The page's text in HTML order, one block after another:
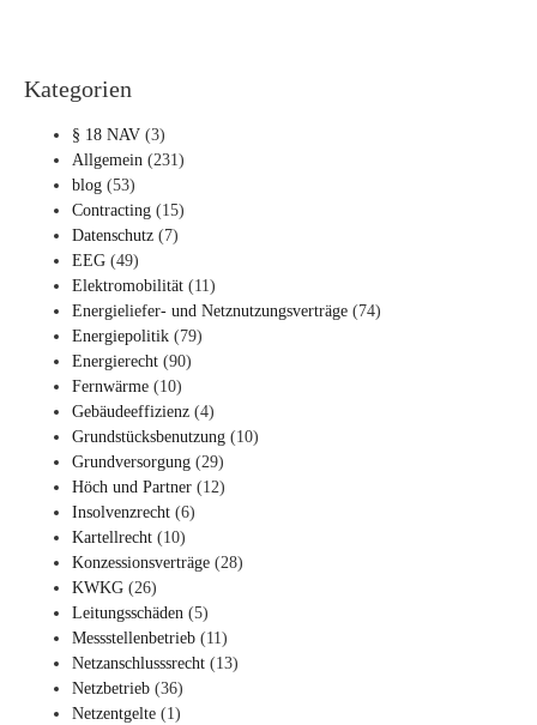
Kategorien
§ 18 NAV (3)
Allgemein (231)
blog (53)
Contracting (15)
Datenschutz (7)
EEG (49)
Elektromobilität (11)
Energieliefer- und Netznutzungsverträge (74)
Energiepolitik (79)
Energierecht (90)
Fernwärme (10)
Gebäudeeffizienz (4)
Grundstücksbenutzung (10)
Grundversorgung (29)
Höch und Partner (12)
Insolvenzrecht (6)
Kartellrecht (10)
Konzessionsverträge (28)
KWKG (26)
Leitungsschäden (5)
Messstellenbetrieb (11)
Netzanschlusssrecht (13)
Netzbetrieb (36)
Netzentgelte (1)